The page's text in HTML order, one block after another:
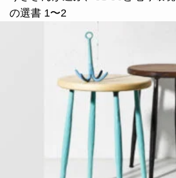
心に火をつけた古の技術。 ー 錨の
くる広島発のブランド「taonta（